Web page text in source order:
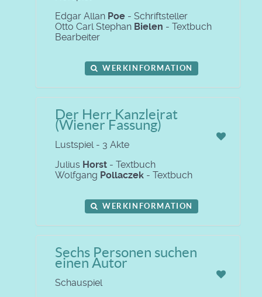
Edgar Allan Poe - Schriftsteller
Otto Carl Stephan Bielen - Textbuch
Bearbeiter
WERKINFORMATION
Der Herr Kanzleirat
(Wiener Fassung)
Lustspiel - 3 Akte
Julius Horst - Textbuch
Wolfgang Pollaczek - Textbuch
WERKINFORMATION
Sechs Personen suchen
einen Autor
Schauspiel